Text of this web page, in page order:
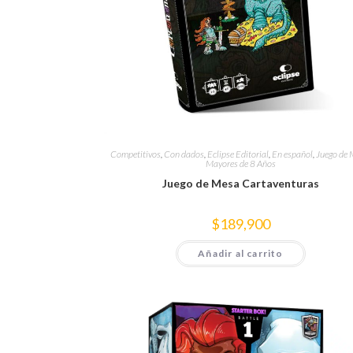
Competitivos, Con dados, Eclipse Editorial, En español,Juego de
Mayores de 8 Años
Juego de Mesa Cartaventuras
$189,900
Añadir al carrito